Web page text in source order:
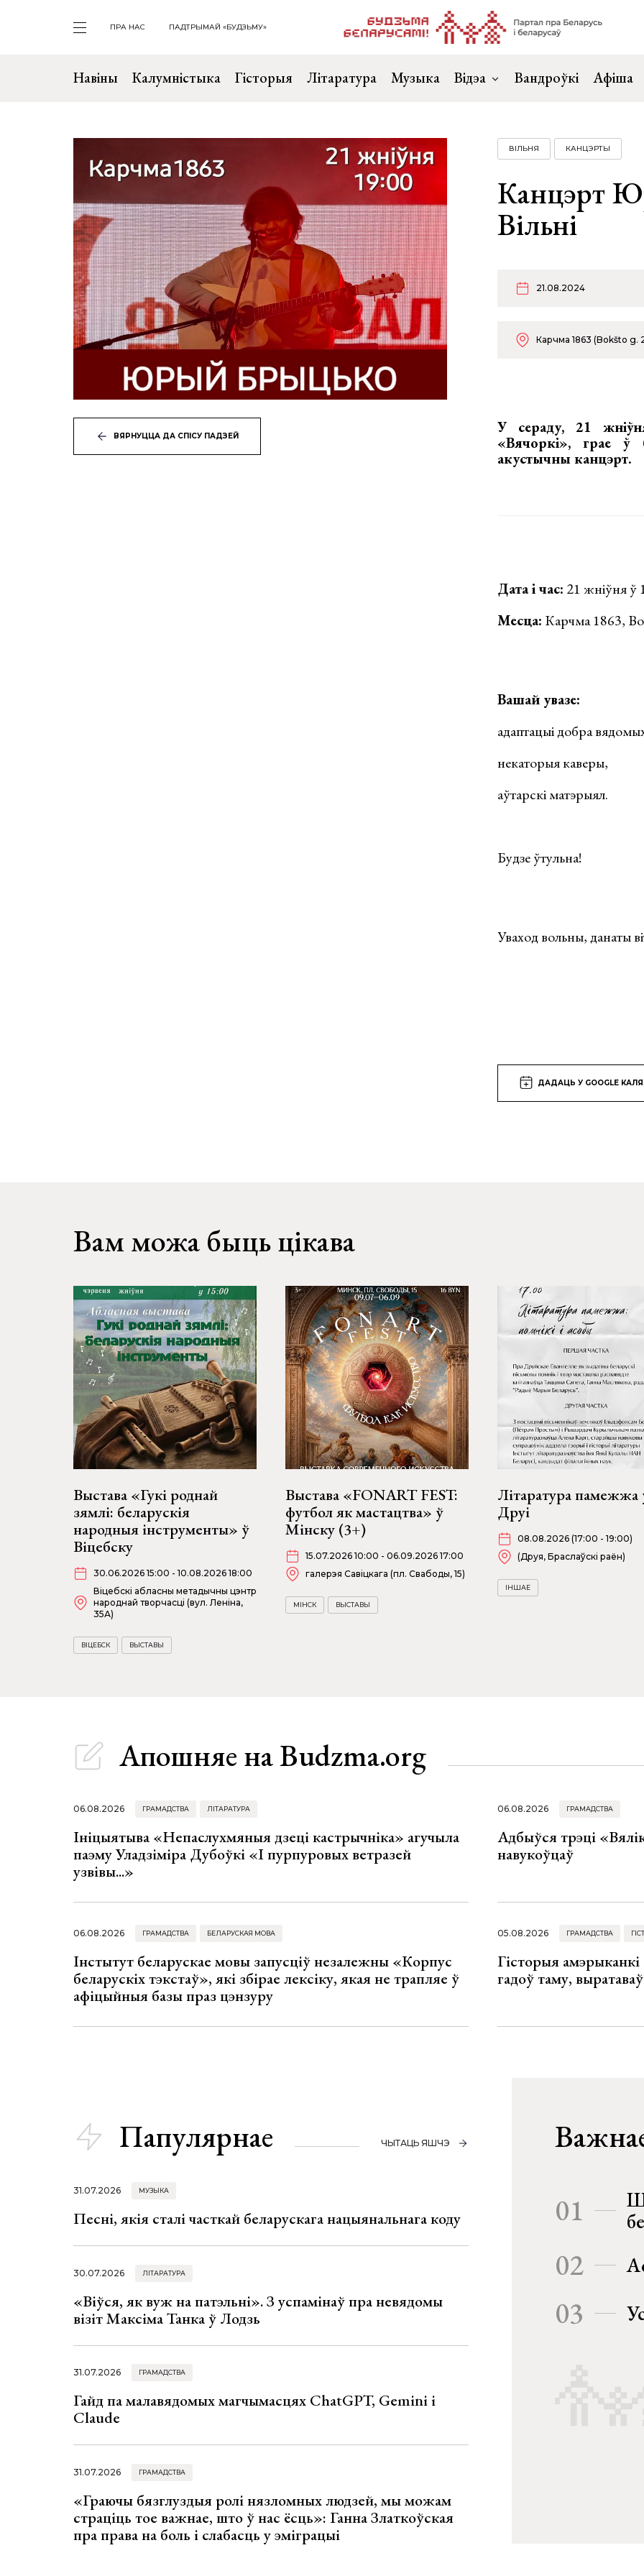
ПРА НАС ПАДТРЫМАЙ «БУДЗЬМУ»
Навіны Калумністыка Гісторыя Літаратура Музыка Відэа Вандроўкі Афіша
ВЯРНУЦЦА ДА СПІСУ ПАДЗЕЙ
ВІЛЬНЯ КАНЦЭРТЫ
Канцэрт
Вільні
21.08.2024
Карчма 1863 (Bokšto g.
У сераду, 21
«Вячоркі», грае ў
акустычны канцэрт.
Дата і час: 21 жніўня ў
Месца: Карчма 1863,
Вашай увазе:
адаптацыі добра
некаторыя каверы,
аўтарскі матэрыял.
Будзе ўтульна!
Уваход вольны, данаты
ДАДАЦЬ У GOOGLE
Вам можа быць цікава
Выстава «Гукі роднай
зямлі: беларускія
народныя інструменты» ў
Віцебску
30.06.2026 15:00 - 10.08.2026 18:00
Віцебскі абласны метадычны цэнтр
народнай творчасці (вул. Леніна,
35А)
ВІЦЕБСК ВЫСТАВЫ
Выстава «FONART FEST:
футбол як мастацтва» ў
Мінску (3+)
15.07.2026 10:00 - 06.09.2026 17:00
галерэя Савіцкага (пл. Свабоды, 15)
МІНСК ВЫСТАВЫ
Літаратура памежжа
Друі
08.08.2026 (17:00 - 19:00)
(Друя, Браслаўскі раён)
ІНШАЕ
Апошняе на Budzma.org
06.08.2026 ГРАМАДСТВА ЛІТАРАТУРА
Ініцыятыва «Непаслухмяныя дзеці кастрычніка» агучыла
паэму Уладзіміра Дубоўкі «І пурпуровых ветразей
узвівы...»
06.08.2026 ГРАМАДСТВА
Адбыўся трэці
навукоўцаў
06.08.2026 ГРАМАДСТВА БЕЛАРУСКАЯ МОВА
Інстытут беларускае мовы запусціў незалежны «Корпус
беларускіх тэкстаў», які збірае лексіку, якая не трапляе ў
афіцыйныя базы праз цэнзуру
05.08.2026 ГРАМАДСТВА
Гісторыя
гадоў таму,
Папулярнае ЧЫТАЦЬ ЯШЧЭ
31.07.2026 МУЗЫКА
Песні, якія сталі часткай беларускага нацыянальнага коду
30.07.2026 ЛІТАРАТУРА
«Віўся, як вуж на патэльні». З успамінаў пра невядомы
візіт Максіма Танка ў Лодзь
31.07.2026 ГРАМАДСТВА
Гайд па малавядомых магчымасцях ChatGPT, Gemini і
Claude
31.07.2026 ГРАМАДСТВА
«Граючы бязглуздыя ролі нязломных людзей, мы можам
страціць тое важнае, што ў нас ёсць»: Ганна Златкоўская
пра права на боль і слабасць у эміграцыі
01
02
03